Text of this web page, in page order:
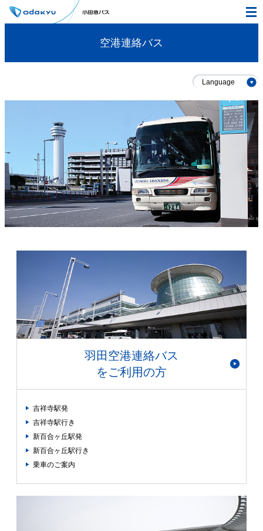
空港連絡バス
羽田空港連絡バス
をご利用の方
吉祥寺駅発
吉祥寺駅行き
新百合ヶ丘駅発
新百合ヶ丘駅行き
乗車のご案内